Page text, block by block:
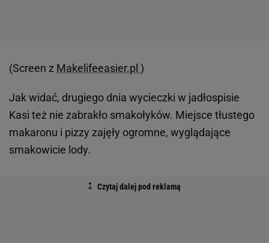
(Screen z Makelifeeasier.pl )
Jak widać, drugiego dnia wycieczki w jadłospisie
Kasi też nie zabrakło smakołyków. Miejsce tłustego
makaronu i pizzy zajęły ogromne, wyglądające
smakowicie lody.